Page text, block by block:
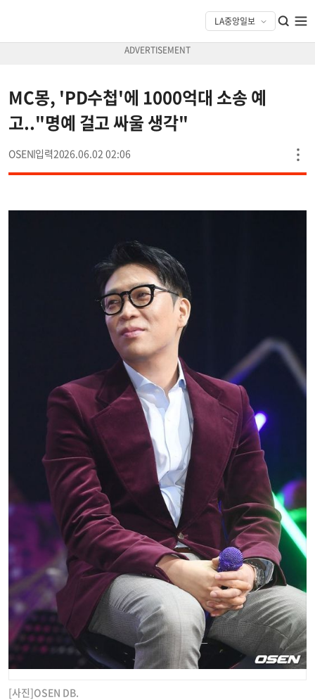
MC몽, 'PD수첩'에 1000억대 소송 예
고.."명예 걸고 싸울 생각"
OSEN 2026.06.02 02:06
[사진]OSEN DB.